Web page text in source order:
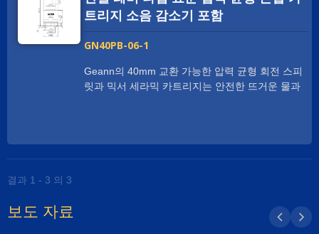
합니다. 표준 35mm 정사각형 레버 세라믹 카트리
지는 전통적인 단일 핸들 수도꼭지에 사용되며, 뜨
제작되었습니다. 크로스 플로우를 제거하기 위해
다이어프램 시스템이 설계되었습니다. 물감에 의한
트리지 소음 감소기 포함
GN40PB-06-1
Geann의 40mm 교환 가능한 압력 균형 회전 스피
릿과 믹서 세라믹 카트리지는 안전한 뜨거운 물과
방 수도꼭지 등에 널리 사용됩니다. 'GEANN'의
40mm 교환 가능한 압력 균형 단핸레버 및 믹서 세
작이 가능하고 내구성이 있습니다. 표준 40mm 정
사각형 레버 세라믹 카트리지는 전통적인 단일 핸
결과 1 - 3 의 3
보도 자료